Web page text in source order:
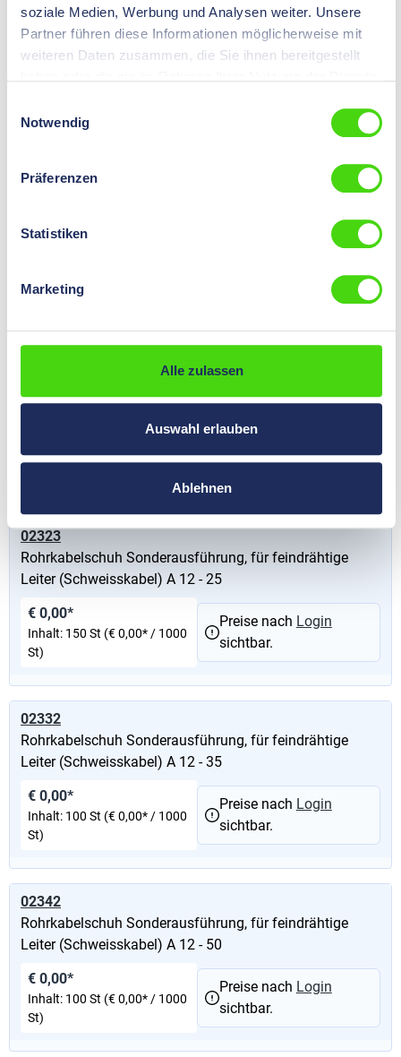
soziale Medien, Werbung und Analysen weiter. Unsere
Partner führen diese Informationen möglicherweise mit
weiteren Daten zusammen, die Sie ihnen bereitgestellt
Notwendig
Präferenzen
Statistiken
Marketing
Alle zulassen
Auswahl erlauben
Ablehnen
Rohrkabelschuh Sonderausführung, für feindrähtige
Leiter (Schweisskabel) A 12 - 16
€ 0,00*
02390
Rohrkabelschuh Sonderausführung, für feindrähtige
St)
02400
Rohrkabelschuh Sonderausführung, für feindrähtige
Leiter (Schweisskabel) A 12 - 240
Preise nach
sichtbar.
02323
Rohrkabelschuh Sonderausführung, für feindrähtige
Leiter (Schweisskabel) A 12 - 25
€ 0,00*
Inhalt: 150 St (€ 0,00* / 1000
St)
Preise nach Login
sichtbar.
02332
Rohrkabelschuh Sonderausführung, für feindrähtige
Leiter (Schweisskabel) A 12 - 35
€ 0,00*
Inhalt: 100 St (€ 0,00* / 1000
St)
Preise nach Login
sichtbar.
02342
Rohrkabelschuh Sonderausführung, für feindrähtige
Leiter (Schweisskabel) A 12 - 50
€ 0,00*
Inhalt: 100 St (€ 0,00* / 1000
St)
Preise nach Login
sichtbar.